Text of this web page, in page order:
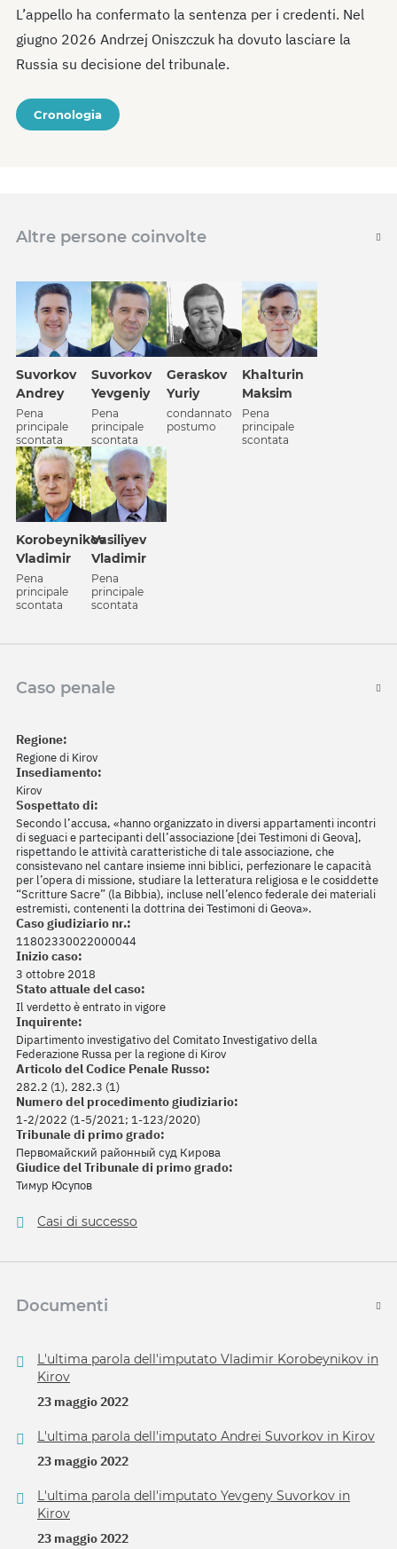
L’appello ha confermato la sentenza per i credenti. Nel
giugno 2026 Andrzej Oniszczuk ha dovuto lasciare la
Russia su decisione del tribunale.
Cronologia
Altre persone coinvolte
Suvorkov
Andrey
Pena
principale
scontata
Suvorkov
Yevgeniy
Pena
principale
scontata
Geraskov
Yuriy
condannato
postumo
Khalturin
Maksim
Pena
principale
scontata
Korobeynikov
Vladimir
Pena
principale
scontata
Vasiliyev
Vladimir
Pena
principale
scontata
Caso penale
Regione:
Regione di Kirov
Insediamento:
Kirov
Sospettato di:
Secondo l’accusa, «hanno organizzato in diversi appartamenti incontri
di seguaci e partecipanti dell’associazione [dei Testimoni di Geova],
rispettando le attività caratteristiche di tale associazione, che
consistevano nel cantare insieme inni biblici, perfezionare le capacità
per l’opera di missione, studiare la letteratura religiosa e le cosiddette
“Scritture Sacre” (la Bibbia), incluse nell’elenco federale dei materiali
estremisti, contenenti la dottrina dei Testimoni di Geova».
Caso giudiziario nr.:
11802330022000044
Inizio caso:
3 ottobre 2018
Stato attuale del caso:
Il verdetto è entrato in vigore
Inquirente:
Dipartimento investigativo del Comitato Investigativo della
Federazione Russa per la regione di Kirov
Articolo del Codice Penale Russo:
282.2 (1), 282.3 (1)
Numero del procedimento giudiziario:
1-2/2022 (1-5/2021; 1-123/2020)
Tribunale di primo grado:
Первомайский районный суд Кирова
Giudice del Tribunale di primo grado:
Тимур Юсупов
Casi di successo
Documenti
L'ultima parola dell'imputato Vladimir Korobeynikov in
Kirov
23 maggio 2022
L'ultima parola dell'imputato Andrei Suvorkov in Kirov
23 maggio 2022
L'ultima parola dell'imputato Yevgeny Suvorkov in
Kirov
23 maggio 2022